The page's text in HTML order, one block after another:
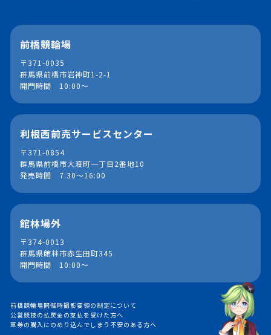
前橋競輪場
〒371-0035
群馬県前橋市岩神町1-2-1
開門時間 10:00～
利根西前売サービスセンター
〒371-0854
群馬県前橋市大渡町一丁目2番地10
発売時間 7:30～16:00
館林場外
〒374-0013
群馬県館林市赤生田町345
開門時間 10:00～
前橋競輪場開催時撮影要領の制定について
公営競技の払戻金の支払を受けた方へ
車券の購入にのめり込んでしまう不安のある方へ